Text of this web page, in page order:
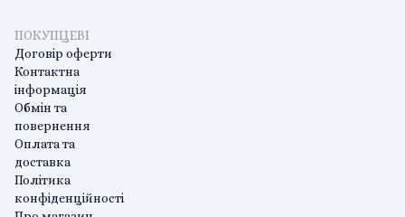
ПОКУПЦЕВІ
Договір оферти
Контактна
інформація
Обмін та
повернення
Оплата та
доставка
Політика
конфіденційності